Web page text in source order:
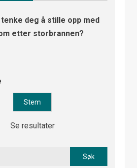
tenke deg å stille opp med
etter storbrannen?
Se resultater